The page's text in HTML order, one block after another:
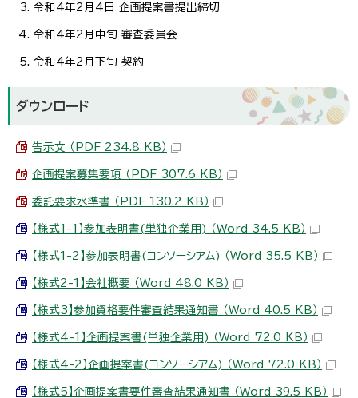
令和4年2月4日 企画提案書提出締切
令和4年2月中旬 審査委員会
令和4年2月下旬 契約
ダウンロード
告示文 （PDF 234.8 KB）
企画提案募集要項 （PDF 307.6 KB）
委託要求水準書 （PDF 130.2 KB）
【様式1-1】参加表明書(単独企業用) （Word 34.5 KB）
【様式1-2】参加表明書(コンソーシアム) （Word 35.5 KB）
【様式2-1】会社概要 （Word 48.0 KB）
【様式3】参加資格要件審査結果通知書 （Word 40.5 KB）
【様式4-1】企画提案書(単独企業用) （Word 72.0 KB）
【様式4-2】企画提案書(コンソーシアム) （Word 72.0 KB）
【様式5】企画提案書要件審査結果通知書 （Word 39.5 KB）